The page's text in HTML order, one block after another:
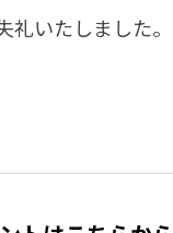
礼いたしました。